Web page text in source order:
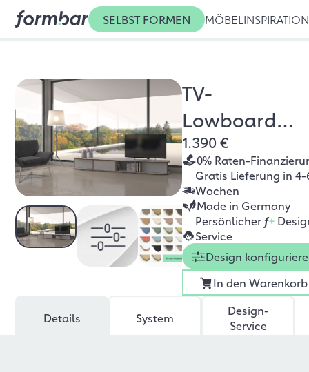
SELBST FORMEN MÖBEL INSPIRATION
TV-
Lowboard
Zio
1.390 €
0% Raten-
Gratis Lieferung in 4-
Wochen
Made in Germany
Persönlicher f+
Service
Design
In den Warenkorb
Details System
Design-
Service